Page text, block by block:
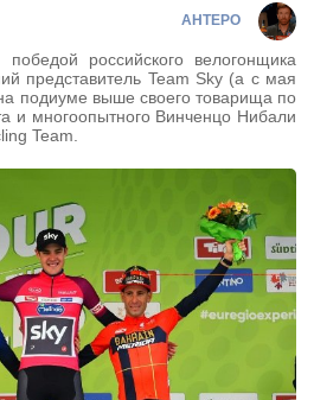
AHTEPO
российского велогонщика
представитель Team Sky (а с мая
подиуме выше своего товарища по
и многоопытного Винченцо Нибали
Team.